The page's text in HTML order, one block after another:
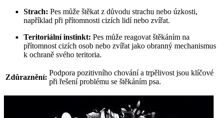
Strach: Pes může štěkat z důvodu strachu nebo úzkosti,
například při přítomnosti cizích lidí nebo zvířat.
Teritoriální instinkt: Pes může reagovat štěkáním na
přítomnost cizích osob nebo zvířat jako obranný mechanismus
k ochraně svého teritoria.
Zdůraznění:
Podpora pozitivního chování a trpělivost jsou klíčové
při řešení problému se štěkáním psa.